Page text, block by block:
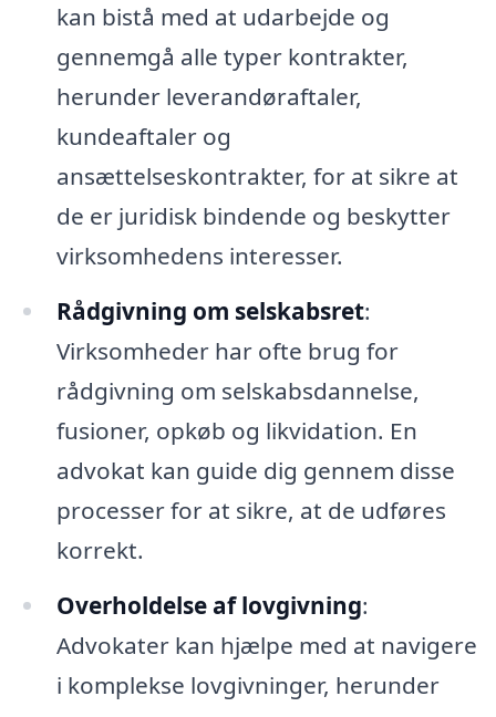
kan bistå med at udarbejde og
gennemgå alle typer kontrakter,
herunder leverandøraftaler,
kundeaftaler og
ansættelseskontrakter, for at sikre at
de er juridisk bindende og beskytter
virksomhedens interesser.
Rådgivning om selskabsret:
Virksomheder har ofte brug for
rådgivning om selskabsdannelse,
fusioner, opkøb og likvidation. En
advokat kan guide dig gennem disse
processer for at sikre, at de udføres
korrekt.
Overholdelse af lovgivning:
Advokater kan hjælpe med at navigere
i komplekse lovgivninger, herunder